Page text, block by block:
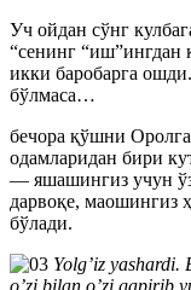
Уч ойдан сўнг
“сенинг
икки баробарга
бўлмаса…
бечора қўшни
одамларидан бири
— яшашингиз учун
дарвоқе, маошингиз
бўлади.
Yolgʼiz yashardi.
oʼzi bilan oʼzi gapirib